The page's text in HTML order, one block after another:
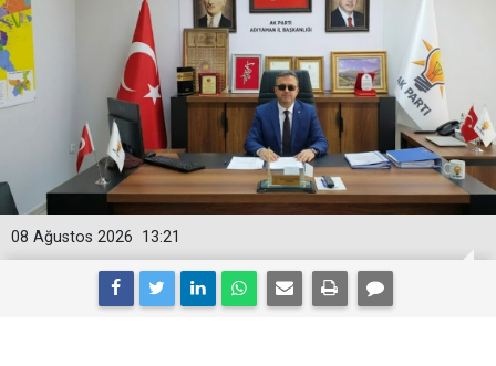
13:21
08 Ağustos 2026